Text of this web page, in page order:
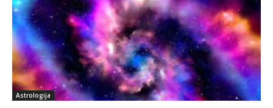
Astrologija